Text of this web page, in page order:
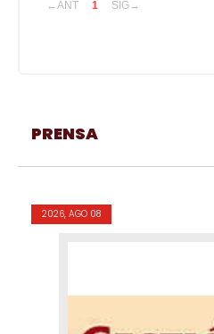
←ANT 1 SIG→
PRENSA
2026, AGO 08